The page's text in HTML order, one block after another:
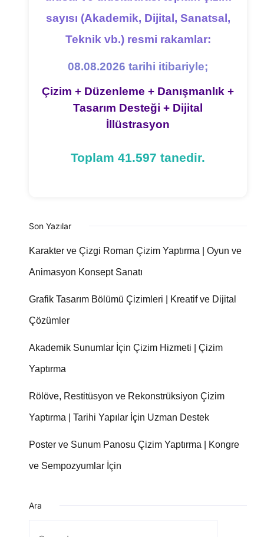
sayısı (Akademik, Dijital, Sanatsal,
Teknik vb.) resmi rakamlar:
08.08.2026 tarihi itibariyle;
Çizim + Düzenleme + Danışmanlık +
Tasarım Desteği + Dijital
İllüstrasyon
Toplam 41.597 tanedir.
Son Yazılar
Karakter ve Çizgi Roman Çizim Yaptırma | Oyun ve
Animasyon Konsept Sanatı
Grafik Tasarım Bölümü Çizimleri | Kreatif ve Dijital
Çözümler
Akademik Sunumlar İçin Çizim Hizmeti | Çizim
Yaptırma
Rölöve, Restitüsyon ve Rekonstrüksiyon Çizim
Yaptırma | Tarihi Yapılar İçin Uzman Destek
Poster ve Sunum Panosu Çizim Yaptırma | Kongre
ve Sempozyumlar İçin
Ara